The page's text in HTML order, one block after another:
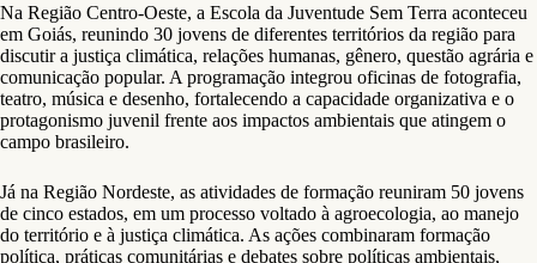
Na Região Centro-Oeste, a Escola da Juventude Sem Terra aconteceu
em Goiás, reunindo 30 jovens de diferentes territórios da região para
discutir a justiça climática, relações humanas, gênero, questão agrária e
comunicação popular. A programação integrou oficinas de fotografia,
teatro, música e desenho, fortalecendo a capacidade organizativa e o
protagonismo juvenil frente aos impactos ambientais que atingem o
campo brasileiro.
Já na Região Nordeste, as atividades de formação reuniram 50 jovens
de cinco estados, em um processo voltado à agroecologia, ao manejo
do território e à justiça climática. As ações combinaram formação
política, práticas comunitárias e debates sobre políticas ambientais,